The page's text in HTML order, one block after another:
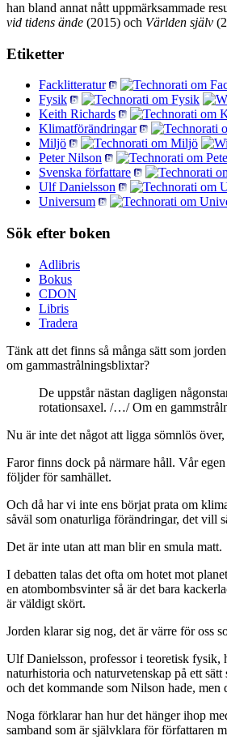
han bland annat nått uppmärksammade
vid tidens ände (2015) och Världen själv
Etiketter
Facklitteratur
Fysik
Keith Richards
Klimatförändringar
Miljö
Peter Nilson
Svenska författare
Ulf Danielsson
Universum
Sök efter boken
Adlibris
Bokus
CDON
Libris
Tradera
Tänk att det finns så många sätt som
om gammastrålningsblixtar?
De uppstår nästan dagligen
rotationsaxel. /…/ Om en
Nu är inte det något att ligga sömnlös
Faror finns dock på närmare håll. Vår
följder för samhället.
Och då har vi inte ens börjat prata om
såväl som onaturliga förändringar, det vill
Det är inte utan att man blir en smula matt.
I debatten talas det ofta om hotet mot
en atombombsvinter så är det bara
är väldigt skört.
Jorden klarar sig nog, det är värre för oss
Ulf Danielsson, professor i teoretisk fysik,
naturhistoria och naturvetenskap på ett
och det kommande som Nilson hade, men
Noga förklarar han hur det hänger ihop
samband som är självklara för författaren